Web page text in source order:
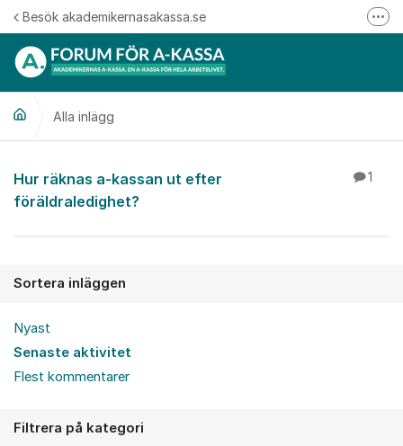
Hoppa till innehåll
Besök akademikernasakassa.se
Alla inlägg
Alla inlägg
Hur räknas a-kassan ut efter
föräldraledighet?
1
Sortera inläggen
Nyast
Senaste aktivitet
Flest kommentarer
Filtrera på kategori